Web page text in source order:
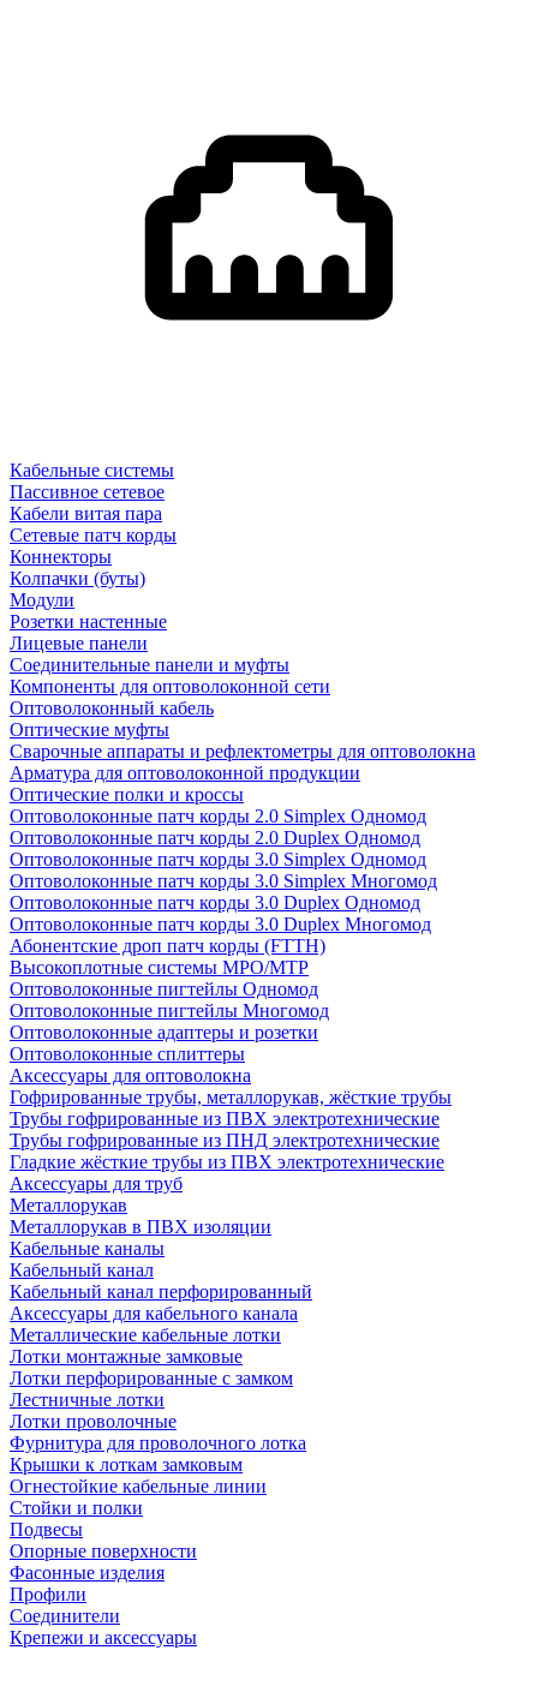
Кабельные системы
Пассивное сетевое
Кабели витая пара
Сетевые патч корды
Коннекторы
Колпачки (буты)
Модули
Розетки настенные
Лицевые панели
Соединительные панели и муфты
Компоненты для оптоволоконной сети
Оптоволоконный кабель
Оптические муфты
Сварочные аппараты и рефлектометры для оптоволокна
Арматура для оптоволоконной продукции
Оптические полки и кроссы
Оптоволоконные патч корды 2.0 Simplex Одномод
Оптоволоконные патч корды 2.0 Duplex Одномод
Оптоволоконные патч корды 3.0 Simplex Одномод
Оптоволоконные патч корды 3.0 Simplex Многомод
Оптоволоконные патч корды 3.0 Duplex Одномод
Оптоволоконные патч корды 3.0 Duplex Многомод
Абонентские дроп патч корды (FTTH)
Высокоплотные системы MPO/MTP
Оптоволоконные пигтейлы Одномод
Оптоволоконные пигтейлы Многомод
Оптоволоконные адаптеры и розетки
Оптоволоконные сплиттеры
Аксессуары для оптоволокна
Гофрированные трубы, металлорукав, жёсткие трубы
Трубы гофрированные из ПВХ электротехнические
Трубы гофрированные из ПНД электротехнические
Гладкие жёсткие трубы из ПВХ электротехнические
Аксессуары для труб
Металлорукав
Металлорукав в ПВХ изоляции
Кабельные каналы
Кабельный канал
Кабельный канал перфорированный
Аксессуары для кабельного канала
Металлические кабельные лотки
Лотки монтажные замковые
Лотки перфорированные с замком
Лестничные лотки
Лотки проволочные
Фурнитура для проволочного лотка
Крышки к лоткам замковым
Огнестойкие кабельные линии
Стойки и полки
Подвесы
Опорные поверхности
Фасонные изделия
Профили
Соединители
Крепежи и аксессуары